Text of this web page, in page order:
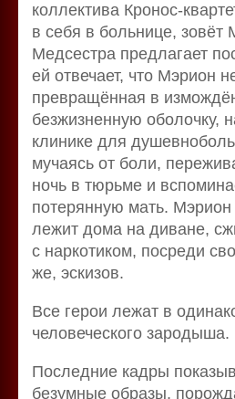
коллектива Кронос-
в себя в больнице, зовёт
Медсестра предлагает
ей отвечает, что Мэрион
превращённая в
безжизненную оболочку,
клинике для
мучаясь от боли,
ночь в тюрьме и
потерянную мать. Мэрион
лежит дома на диване,
с наркотиком, посреди
же, эскизов.
Все герои лежат в
человеческого зародыша.
Последние кадры
безумные образы,